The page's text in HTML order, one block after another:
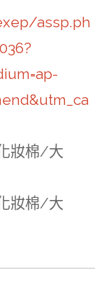
assp.ph
妝棉/大
妝棉/大